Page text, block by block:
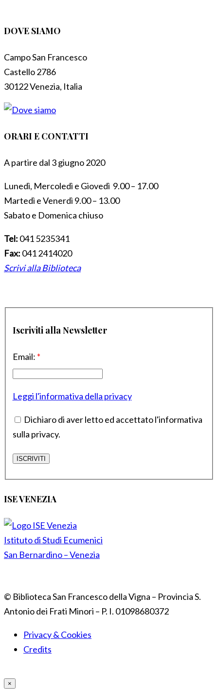
DOVE SIAMO
Campo San Francesco
Castello 2786
30122 Venezia, Italia
ORARI E CONTATTI
A partire dal 3 giugno 2020
Lunedì, Mercoledì e Giovedì 9.00 – 17.00
Martedì e Venerdì 9.00 – 13.00
Sabato e Domenica chiuso
Tel: 041 5235341
Fax: 041 2414020
Scrivi alla Biblioteca
Iscriviti alla Newsletter
Email: *
Leggi l'informativa della privacy
Dichiaro di aver letto ed accettato l'informativa
sulla privacy.
ISE VENEZIA
Istituto di Studi Ecumenici
San Bernardino – Venezia
© Biblioteca San Francesco della Vigna – Provincia S.
Antonio dei Frati Minori – P. I. 01098680372
Privacy & Cookies
Credits
×